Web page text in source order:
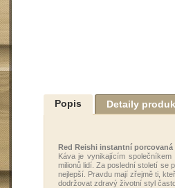
Popis Detaily
Red Reishi instantní porcovaná
Káva je vynikajícím
milionů lidí. Za poslední století se
nejlepší. Pravdu mají zřejmě ti,
dodržovat zdravý životní styl